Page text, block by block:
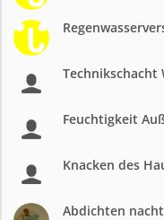
Technikschacht
Feuchtigkeit
Knacken des
Abdichten